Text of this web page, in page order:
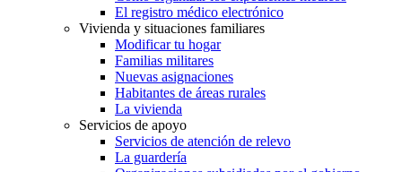
El registro médico electrónico
Vivienda y situaciones familiares
Modificar tu hogar
Familias militares
Nuevas asignaciones
Habitantes de áreas rurales
La vivienda
Servicios de apoyo
Servicios de atención de relevo
La guardería